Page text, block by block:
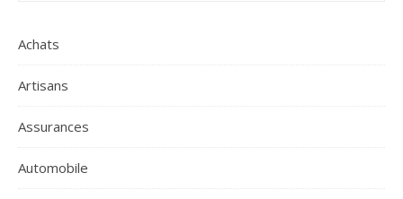
Achats
Artisans
Assurances
Automobile